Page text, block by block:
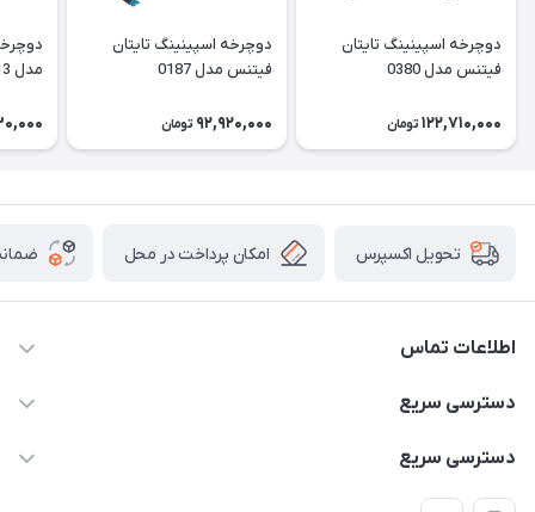
دوچرخه اسپینینگ تایتان
فیتنس مدل 0380
122,710,000 تومان
دوچرخه اسپینینگ تایتان
فیتنس مدل 0187
92,920,000 تومان
مدل 96613
تحویل اکسپرس امکان پرداخت در محل
اطلاعات تماس
۰۹۳۵۶۰۴۰۳۶۵
سیمای ورزش
دسترسی سریع
اسکیت فلایینگ ایگل
دسترسی سریع
اسکوتر برقی دخترانه